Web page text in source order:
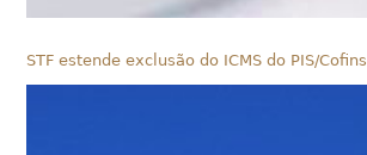
STF estende exclusão do ICMS do PIS/Cofins